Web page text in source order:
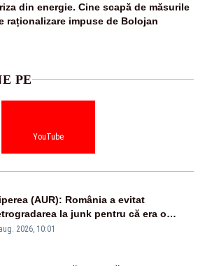
din energie. Cine scapă de măsurile
raționalizare impuse de Bolojan
PE
YouTube
(AUR): România a evitat
la junk pentru că era o
pentru bănci și fondurile de
2026, 10:01